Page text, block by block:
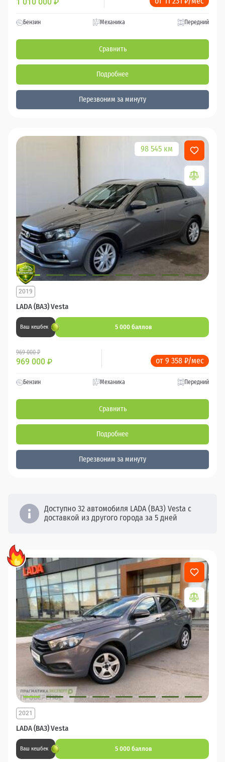
₽
Бензин Механика Передний
Сравнить
Подробнее
Перезвоним за минуту
98 545 км
LADA (ВАЗ) Vesta
2019
Ваш кешбек 5 000 баллов
969 000 ₽
969 000 ₽ от 9 358 ₽/мес
Бензин Механика Передний
Сравнить
Подробнее
Перезвоним за минуту
Доступно 32 автомобиля LADA (ВАЗ) Vesta с
доставкой из другого города за 5 дней
LADA (ВАЗ) Vesta
2021
Ваш кешбек 5 000 баллов